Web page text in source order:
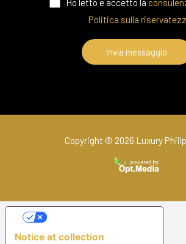
Politica sulla
Copyright © 2026 Luxury
Notice at collection
Your Privacy Choices